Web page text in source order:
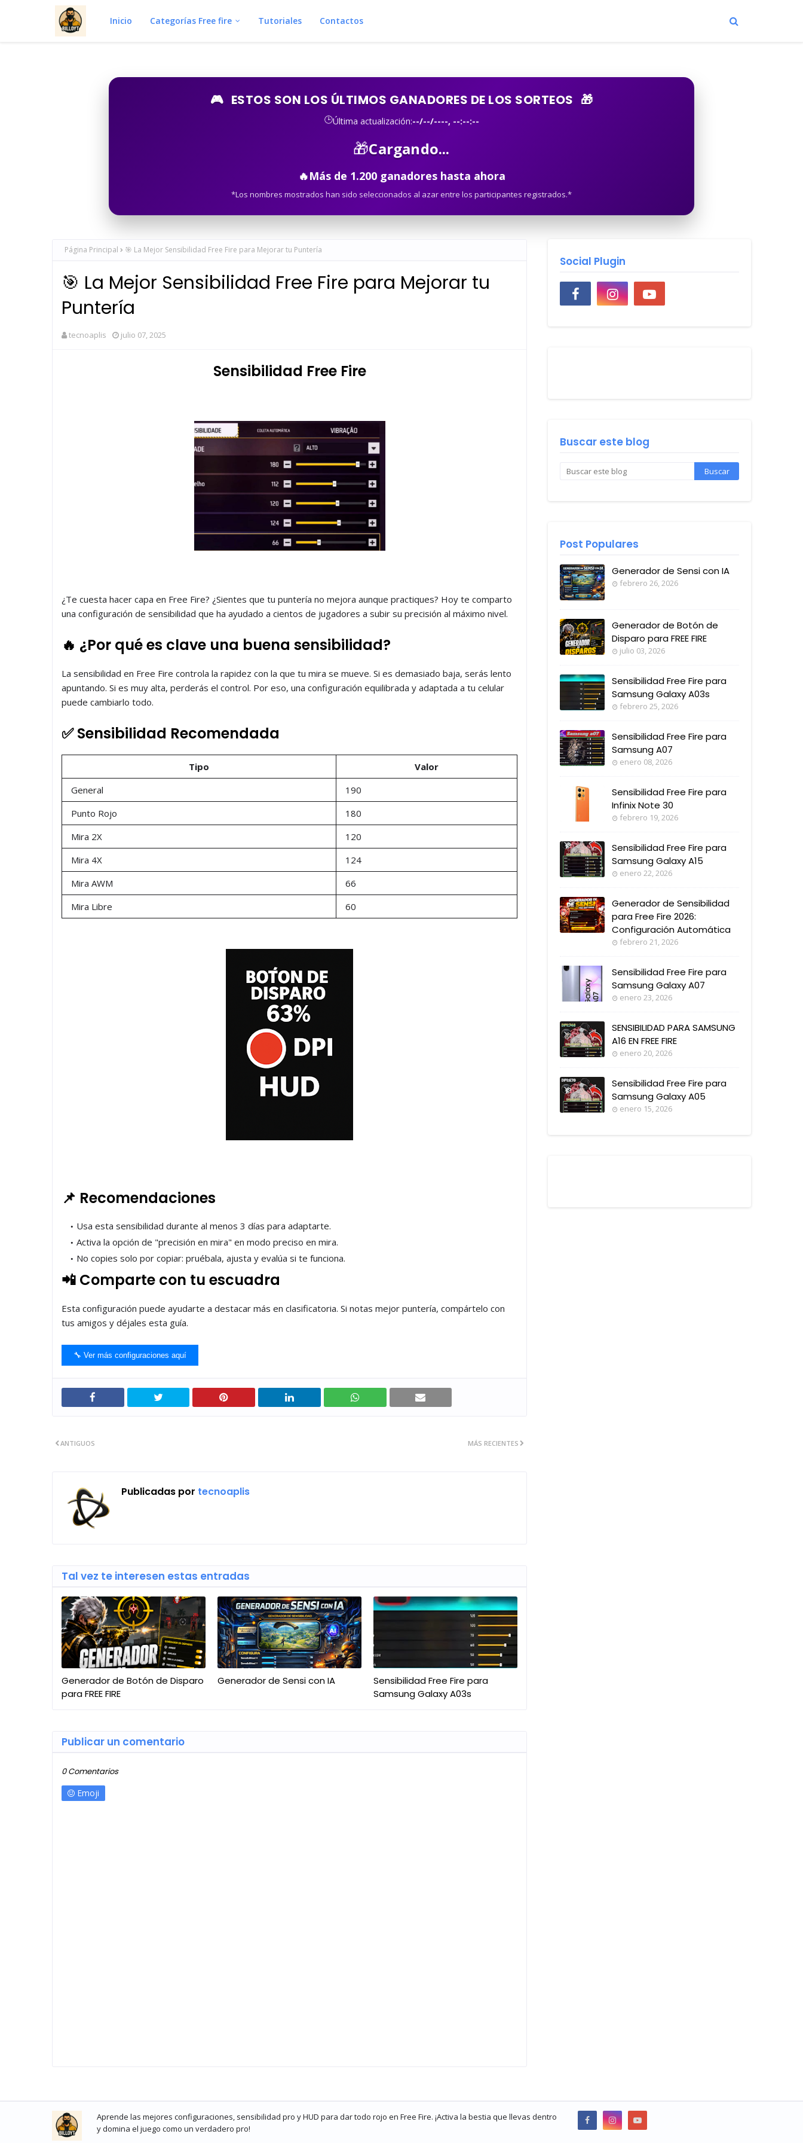
Inicio Categorías Free fire Tutoriales Contactos
🎮 ESTOS SON LOS ÚLTIMOS GANADORES DE LOS SORTEOS 🎁
🕒Última actualización:--/--/----, --:--:--
🎁Cargando...
🔥Más de 1.200ganadores hasta ahora
*Los nombres mostrados han sido seleccionados al azar entre los participantes registrados.*
Página Principal 🎯 La Mejor Sensibilidad Free Fire para Mejorar tu Puntería
🎯 La Mejor Sensibilidad Free Fire para Mejorar tu
Puntería
tecnoaplis julio 07, 2025
Sensibilidad Free Fire
¿Te cuesta hacer capa en Free Fire? ¿Sientes que tu puntería no mejora aunque practiques? Hoy te comparto
una configuración de sensibilidad que ha ayudado a cientos de jugadores a subir su precisión al máximo nivel.
🔥 ¿Por qué es clave una buena sensibilidad?
La sensibilidad en Free Fire controla la rapidez con la que tu mira se mueve. Si es demasiado baja, serás lento
apuntando. Si es muy alta, perderás el control. Por eso, una configuración equilibrada y adaptada a tu celular
puede cambiarlo todo.
✅ Sensibilidad Recomendada
Tipo
Valor
General
190
Punto Rojo
180
Mira 2X
120
Mira 4X
124
Mira AWM
66
Mira Libre
60
📌 Recomendaciones
Usa esta sensibilidad durante al menos 3 días para adaptarte.
Activa la opción de "precisión en mira" en modo preciso en mira.
No copies solo por copiar: pruébala, ajusta y evalúa si te funciona.
📲 Comparte con tu escuadra
Esta configuración puede ayudarte a destacar más en clasificatoria. Si notas mejor puntería, compártelo con
tus amigos y déjales esta guía.
🔧 Ver más configuraciones aquí
MÁS RECIENTES
ANTIGUOS
Publicadas por tecnoaplis
Tal vez te interesen estas entradas
Generador de Botón de Disparo
para FREE FIRE
Generador de Sensi con IA
Sensibilidad Free Fire para
Samsung Galaxy A03s
Publicar un comentario
0 Comentarios
Emoji
Social Plugin
Buscar este blog
Post Populares
Generador de Sensi con IA
febrero 26, 2026
Generador de Botón de
Disparo para FREE FIRE
julio 03, 2026
Sensibilidad Free Fire para
Samsung Galaxy A03s
febrero 25, 2026
Sensibilidad Free Fire para
Samsung A07
enero 08, 2026
Sensibilidad Free Fire para
Infinix Note 30
febrero 19, 2026
Sensibilidad Free Fire para
Samsung Galaxy A15
enero 22, 2026
Generador de Sensibilidad
para Free Fire 2026:
Configuración Automática
febrero 21, 2026
Sensibilidad Free Fire para
Samsung Galaxy A07
enero 23, 2026
SENSIBILIDAD PARA SAMSUNG
A16 EN FREE FIRE
enero 20, 2026
Sensibilidad Free Fire para
Samsung Galaxy A05
enero 15, 2026
Aprende las mejores configuraciones, sensibilidad pro y HUD para dar todo rojo en Free Fire. ¡Activa la bestia que llevas dentro
y domina el juego como un verdadero pro!